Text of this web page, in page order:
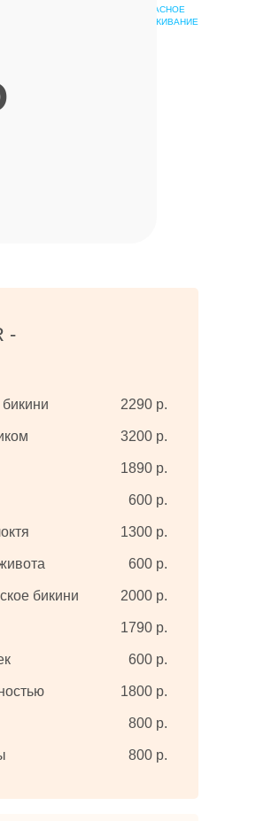
БЕЗОПАСНОЕ
ОБСЛУЖИВАНИЕ
-
2290 р.
3200 р.
1890 р.
600 р.
1300 р.
600 р.
бикини 2000 р.
1790 р.
600 р.
1800 р.
800 р.
800 р.